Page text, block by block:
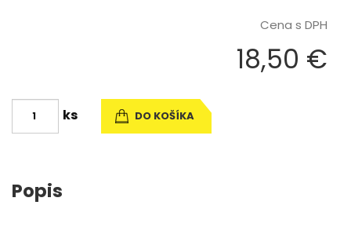
Cena s DPH
18,50 €
ks DO KOŠÍKA
Popis